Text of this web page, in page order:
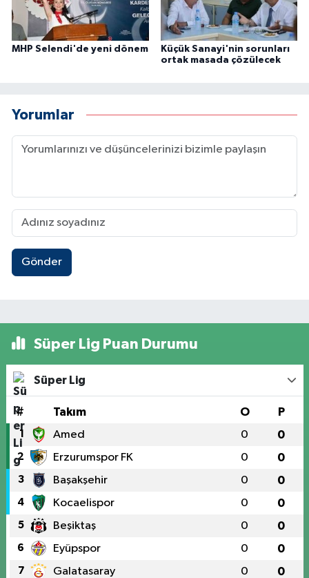
MHP Selendi'de yeni dönem
Küçük Sanayi'nin sorunları
ortak masada çözülecek
Yorumlar
Gönder
Süper Lig Puan Durumu
Süper Lig
# Takım O P
1 Amed 0 0
2 Erzurumspor FK 0 0
3 Başakşehir 0 0
4 Kocaelispor 0 0
5 Beşiktaş 0 0
6 Eyüpspor 0 0
7 Galatasaray 0 0